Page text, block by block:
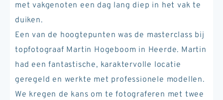
met vakgenoten een dag lang diep in het vak te
duiken.
Een van de hoogtepunten was de masterclass bij
topfotograaf Martin Hogeboom in Heerde. Martin
had een fantastische, karaktervolle locatie
geregeld en werkte met professionele modellen.
We kregen de kans om te fotograferen met twee